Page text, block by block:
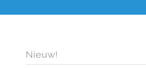
Nieuw!